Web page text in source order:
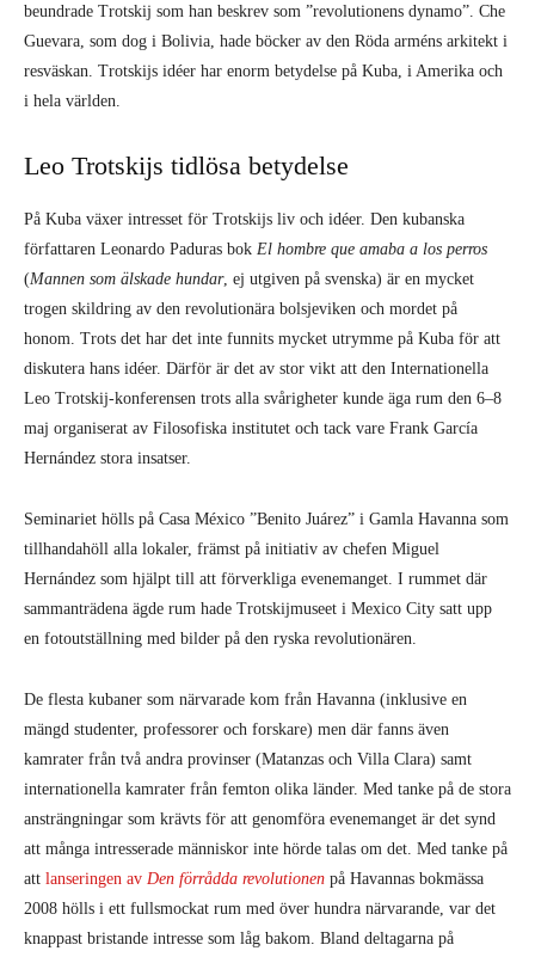
beundrade Trotskij som han beskrev som ”revolutionens dynamo”. Che
Guevara, som dog i Bolivia, hade böcker av den Röda arméns arkitekt i
resväskan. Trotskijs idéer har enorm betydelse på Kuba, i Amerika och
i hela världen.
Leo Trotskijs tidlösa betydelse
På Kuba växer intresset för Trotskijs liv och idéer. Den kubanska
författaren Leonardo Paduras bok El hombre que amaba a los perros
(Mannen som älskade hundar, ej utgiven på svenska) är en mycket
trogen skildring av den revolutionära bolsjeviken och mordet på
honom. Trots det har det inte funnits mycket utrymme på Kuba för att
diskutera hans idéer. Därför är det av stor vikt att den Internationella
Leo Trotskij-konferensen trots alla svårigheter kunde äga rum den 6–8
maj organiserat av Filosofiska institutet och tack vare Frank García
Hernández stora insatser.
Seminariet hölls på Casa México ”Benito Juárez” i Gamla Havanna som
tillhandahöll alla lokaler, främst på initiativ av chefen Miguel
Hernández som hjälpt till att förverkliga evenemanget. I rummet där
sammanträdena ägde rum hade Trotskijmuseet i Mexico City satt upp
en fotoutställning med bilder på den ryska revolutionären.
De flesta kubaner som närvarade kom från Havanna (inklusive en
mängd studenter, professorer och forskare) men där fanns även
kamrater från två andra provinser (Matanzas och Villa Clara) samt
internationella kamrater från femton olika länder. Med tanke på de stora
ansträngningar som krävts för att genomföra evenemanget är det synd
att många intresserade människor inte hörde talas om det. Med tanke på
att lanseringen av Den förrådda revolutionen på Havannas bokmässa
2008 hölls i ett fullsmockat rum med över hundra närvarande, var det
knappast bristande intresse som låg bakom. Bland deltagarna på